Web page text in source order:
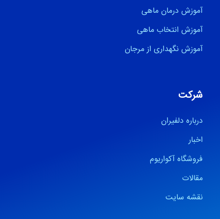
آموزش درمان ماهی
آموزش انتخاب ماهی
آموزش نگهداری از مرجان
شرکت
درباره دلفیران
اخبار
فروشگاه آکواریوم
مقالات
نقشه سایت